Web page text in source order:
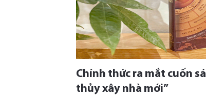
Chính thức ra mắt cuốn
thủy xây nhà mới”